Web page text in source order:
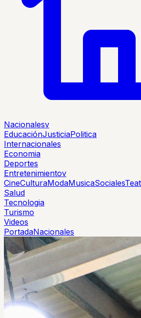
Nacionalesv
EducaciónJusticiaPolitica
Internacionales
Economia
Deportes
Entretenimientov
CineCulturaModaMusicaSociales
Salud
Tecnologia
Turismo
Videos
PortadaNacionales